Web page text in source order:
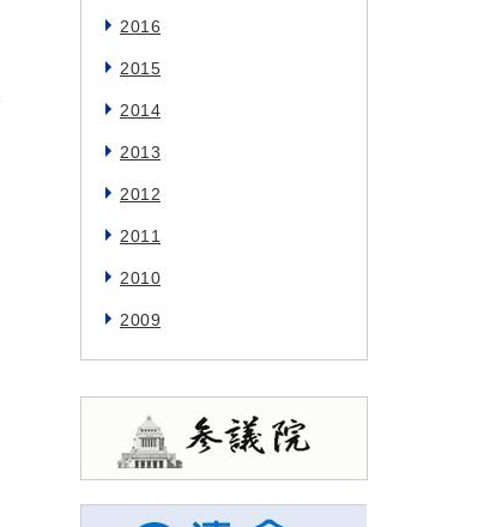
2016
2015
2014
2013
2012
2011
2010
2009